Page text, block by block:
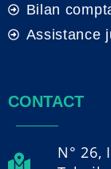
Bilan
Assistance
CONTACT
N° 26,